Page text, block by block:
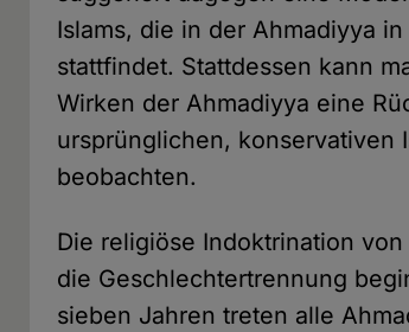
Islams, die in der Ahmadiyya
stattfindet. Stattdessen kann
Wirken der Ahmadiyya eine
ursprünglichen, konservativen
beobachten.
Die religiöse Indoktrination
die Geschlechtertrennung
sieben Jahren treten alle